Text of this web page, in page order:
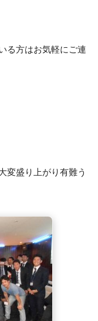
る方はお気軽にご連
変盛り上がり有難う